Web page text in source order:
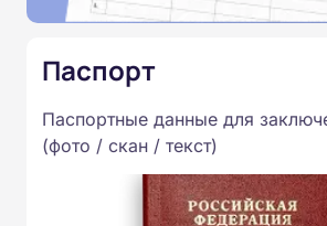
Паспорт
Паспортные данные для
(фото / скан / текст)